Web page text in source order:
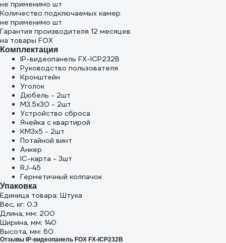
не применимо шт
Количество подключаемых камер
не применимо шт
Гарантия производителя 12 месяцев
на товары FOX
Комплектация
IP-видеопанель FX-ICP232B
Руководство пользователя
Кронштейн
Уголок
Дюбель - 2шт
M3.5x30 - 2шт
Устройство сброса
Ячейка с квартирой
KM3x5 - 2шт
Потайной винт
Анкер
IC-карта - 3шт
RJ-45
Герметичный колпачок
Упаковка
Единица товара: Штука
Вес, кг: 0.3
Длина, мм: 200
Ширина, мм: 140
Высота, мм: 60
Отзывы IP-видеопанель FOX FX-ICP232B